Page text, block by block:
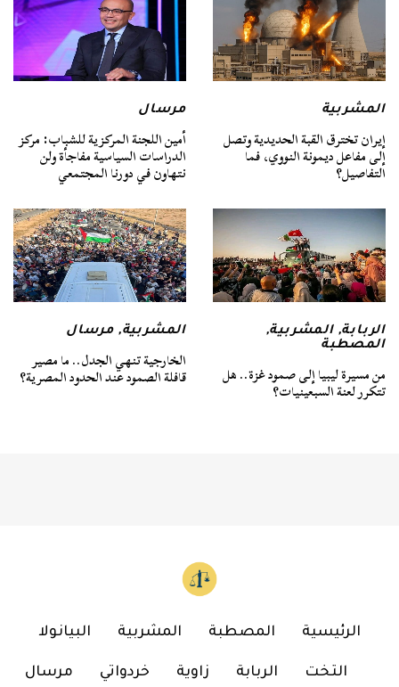
المشربية
إيران تخترق القبة الحديدية وتصل
إلى مفاعل ديمونة النووي، فما
التفاصيل؟
مرسال
أمين اللجنة المركزية للشباب: مركز
الدراسات السياسية مفاجأة ولن
نتهاون في دورنا المجتمعي
الربابة,المشربية,
المصطبة
من مسيرة ليبيا إلى صمود غزة.. هل
تتكرر لعنة السبعينيات؟
المشربية,مرسال
الخارجية تنهي الجدل.. ما مصير
قافلة الصمود عند الحدود المصرية؟
الرئيسية المصطبة المشربية البيانولا
التخت الربابة زاوية خردواتي مرسال